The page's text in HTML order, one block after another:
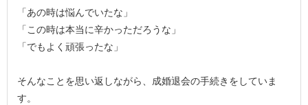
「あの時は悩んでいたな」
「この時は本当に辛かっただろうな」
「でもよく頑張ったな」
そんなことを思い返しながら、成婚退会の手続きをしていま
す。